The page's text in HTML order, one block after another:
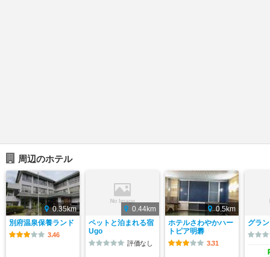
周辺のホテル
0.35km
別府温泉保養ランド
3.46
0.44km
ペットと泊まれる宿
Ugo
評価なし
0.5km
ホテルさわやかハー
トピア明礬
3.31
グラ